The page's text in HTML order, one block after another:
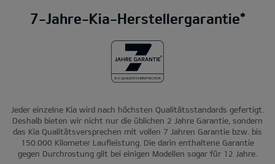
7-Jahre-Kia-Herstellergarantie*
Jeder einzelne Kia wird nach höchsten Qualitätsstandards gefertigt.
Deshalb bieten wir nicht nur die üblichen 2 Jahre Garantie, sondern
das Kia Qualitätsversprechen mit vollen 7 Jahren Garantie bzw. bis
150.000 Kilometer Laufleistung. Die darin enthaltene Garantie
gegen Durchrostung gilt bei einigen Modellen sogar für 12 Jahre.